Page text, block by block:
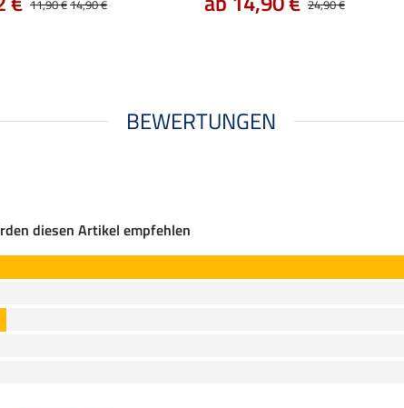
11,90 €14,90 € 24,90 €
BEWERTUNGEN
diesen Artikel empfehlen